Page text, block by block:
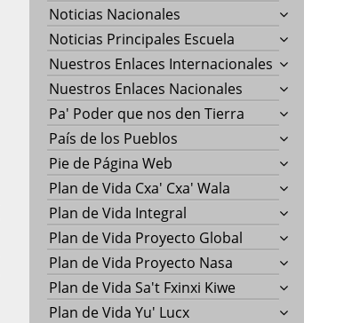
Noticias Nacionales
Noticias Principales Escuela
Nuestros Enlaces Internacionales
Nuestros Enlaces Nacionales
Pa' Poder que nos den Tierra
País de los Pueblos
Pie de Página Web
Plan de Vida Cxa' Cxa' Wala
Plan de Vida Integral
Plan de Vida Proyecto Global
Plan de Vida Proyecto Nasa
Plan de Vida Sa't Fxinxi Kiwe
Plan de Vida Yu' Lucx